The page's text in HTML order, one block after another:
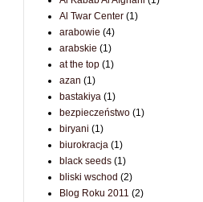
Al Twar Center (1)
arabowie (4)
arabskie (1)
at the top (1)
azan (1)
bastakiya (1)
bezpieczeństwo (1)
biryani (1)
biurokracja (1)
black seeds (1)
bliski wschod (2)
Blog Roku 2011 (2)